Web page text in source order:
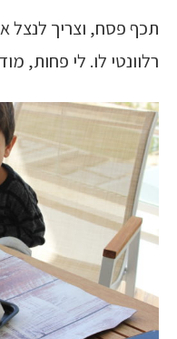
תכף פסח, וצריך לנצל
רלוונטי לו. לי פחות,